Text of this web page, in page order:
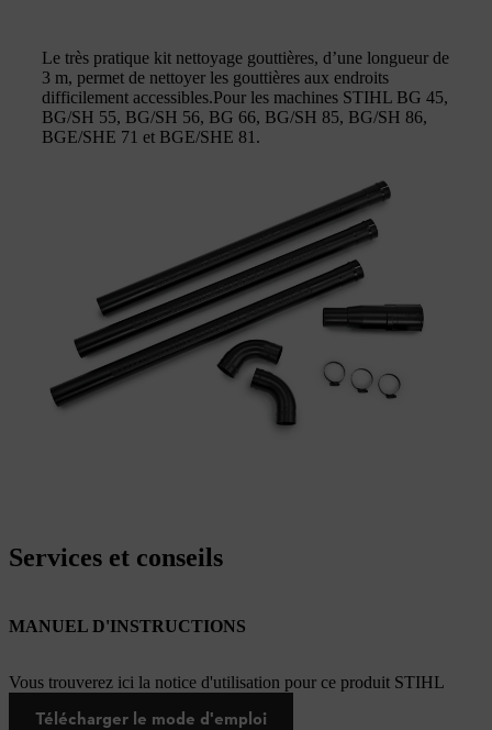
Le très pratique kit nettoyage gouttières, d’une longueur de
3 m, permet de nettoyer les gouttières aux endroits
difficilement accessibles.Pour les machines STIHL BG 45,
BG/SH 55, BG/SH 56, BG 66, BG/SH 85, BG/SH 86,
BGE/SHE 71 et BGE/SHE 81.
Services et conseils
MANUEL D'INSTRUCTIONS
Vous trouverez ici la notice d'utilisation pour ce produit STIHL
Télécharger le mode d'emploi